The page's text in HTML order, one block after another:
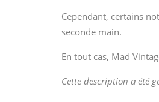
Cependant, certains
seconde main.
En tout cas, Mad
Cette description a été